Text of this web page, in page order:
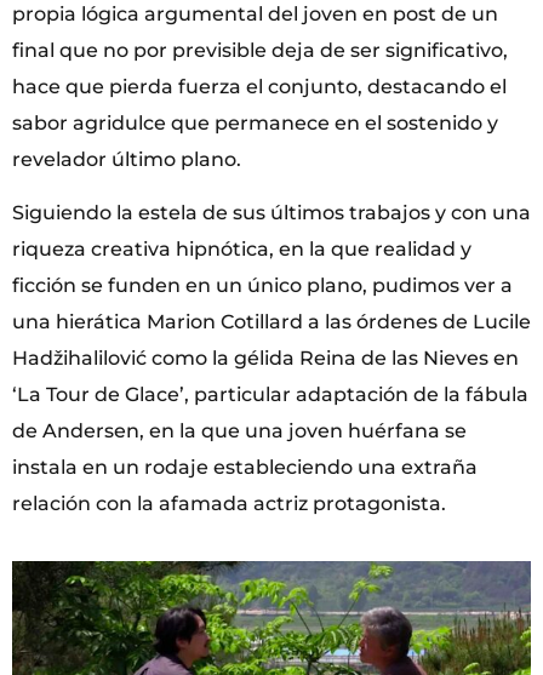
propia lógica argumental del joven en post de un
final que no por previsible deja de ser significativo,
hace que pierda fuerza el conjunto, destacando el
sabor agridulce que permanece en el sostenido y
revelador último plano.
Siguiendo la estela de sus últimos trabajos y con una
riqueza creativa hipnótica, en la que realidad y
ficción se funden en un único plano, pudimos ver a
una hierática Marion Cotillard a las órdenes de Lucile
Hadžihalilović como la gélida Reina de las Nieves en
‘La Tour de Glace’, particular adaptación de la fábula
de Andersen, en la que una joven huérfana se
instala en un rodaje estableciendo una extraña
relación con la afamada actriz protagonista.